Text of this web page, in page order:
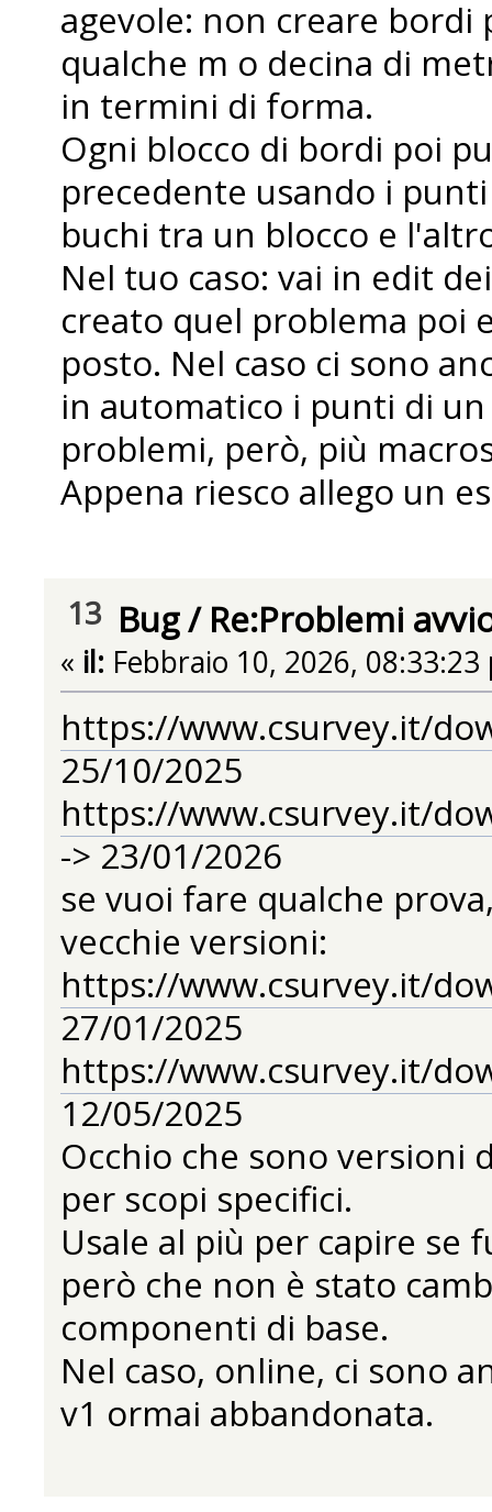
agevole: non creare
qualche m o decina di
in termini di forma.
Ogni blocco di bordi poi
precedente usando i
buchi tra un blocco e
Nel tuo caso: vai in edit
creato quel problema poi
posto. Nel caso ci sono
in automatico i punti di
problemi, però, più
Appena riesco allego un
13 Bug/ Re:Problemi
« il: Febbraio 10, 2026, 08:33:23
https://www.csurvey.it/
25/10/2025
https://www.csurvey.it/
-> 23/01/2026
se vuoi fare qualche
vecchie versioni:
https://www.csurvey.it/
27/01/2025
https://www.csurvey.it/
12/05/2025
Occhio che sono versioni
per scopi specifici.
Usale al più per capire se
però che non è stato
componenti di base.
Nel caso, online, ci sono
v1 ormai abbandonata.